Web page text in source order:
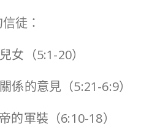
徒：
女（5:1-20）
係的意見（5:21-6:9）
的軍裝（6:10-18）